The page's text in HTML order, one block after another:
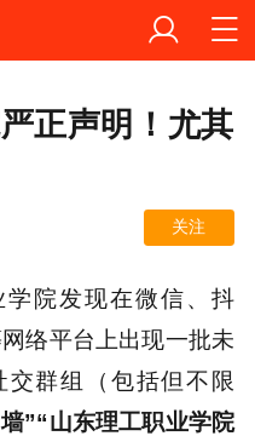
正声明！尤其
关注
院发现在微信、抖
络平台上出现一批未
群组（包括但不限
”“山东理工职业学院